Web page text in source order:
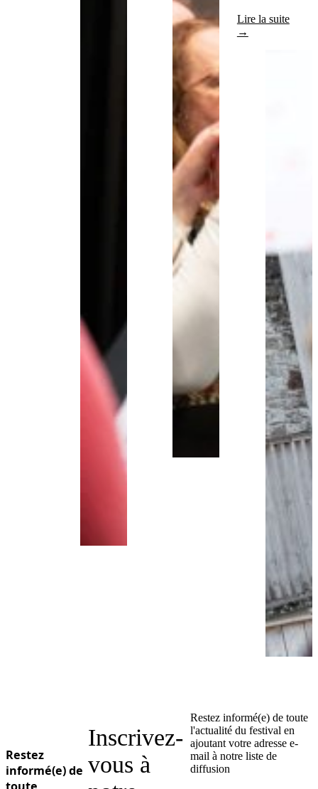
Lire la suite
→
Restez
informé(e) de
toute
Inscrivez-
vous à
Restez informé(e) de toute
l'actualité du festival en
ajoutant votre adresse e-
mail à notre liste de
diffusion